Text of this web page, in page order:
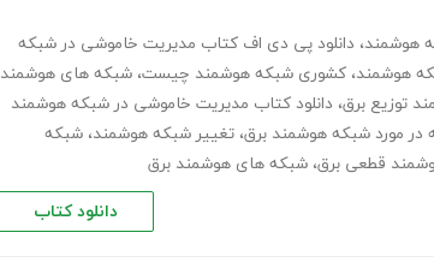
، دانلود پی دی اف کتاب مدیریت خاموشی در شبکه
هوشمند، کشوری شبکه هوشمند چیست، شبکه های هوشمند
توزیع برق، دانلود کتاب مدیریت خاموشی در شبکه هوشمند
در مورد شبکه هوشمند برق، تغییر شبکه هوشمند، شبکه
قطعی برق، شبکه های هوشمند برق
دانلود کتاب